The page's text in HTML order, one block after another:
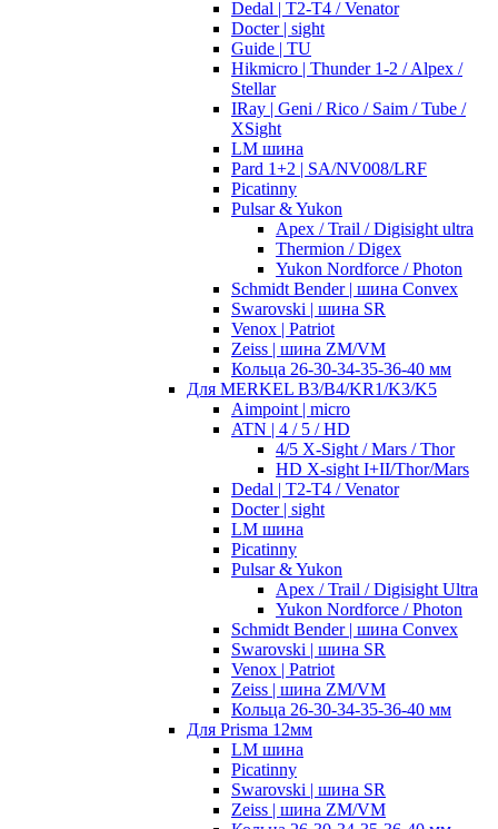
Dedal | T2-T4 / Venator
Docter | sight
Guide | TU
Hikmicro | Thunder 1-2 / Alpex /
Stellar
IRay | Geni / Rico / Saim / Tube /
XSight
LM шина
Pard 1+2 | SA/NV008/LRF
Picatinny
Pulsar & Yukon
Apex / Trail / Digisight ultra
Thermion / Digex
Yukon Nordforce / Photon
Schmidt Bender | шина Convex
Swarovski | шина SR
Venox | Patriot
Zeiss | шина ZM/VM
Кольца 26-30-34-35-36-40 мм
Для MERKEL B3/B4/KR1/K3/K5
Aimpoint | micro
ATN | 4 / 5 / HD
4/5 X-Sight / Mars / Thor
HD X-sight I+II/Thor/Mars
Dedal | T2-T4 / Venator
Docter | sight
LM шина
Picatinny
Pulsar & Yukon
Apex / Trail / Digisight Ultra
Yukon Nordforce / Photon
Schmidt Bender | шина Convex
Swarovski | шина SR
Venox | Patriot
Zeiss | шина ZM/VM
Кольца 26-30-34-35-36-40 мм
Для Prisma 12мм
LM шина
Picatinny
Swarovski | шина SR
Zeiss | шина ZM/VM